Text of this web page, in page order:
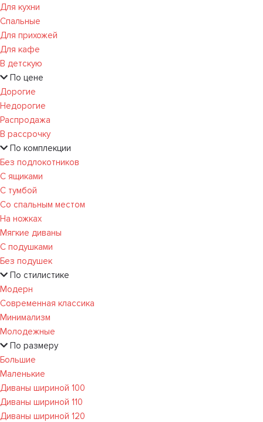
Для кухни
Спальные
Для прихожей
Для кафе
В детскую
По цене
Дорогие
Недорогие
Распродажа
В рассрочку
По комплекции
Без подлокотников
С ящиками
С тумбой
Со спальным местом
На ножках
Мягкие диваны
С подушками
Без подушек
По стилистике
Модерн
Современная классика
Минимализм
Молодежные
По размеру
Большие
Маленькие
Диваны шириной 100
Диваны шириной 110
Диваны шириной 120